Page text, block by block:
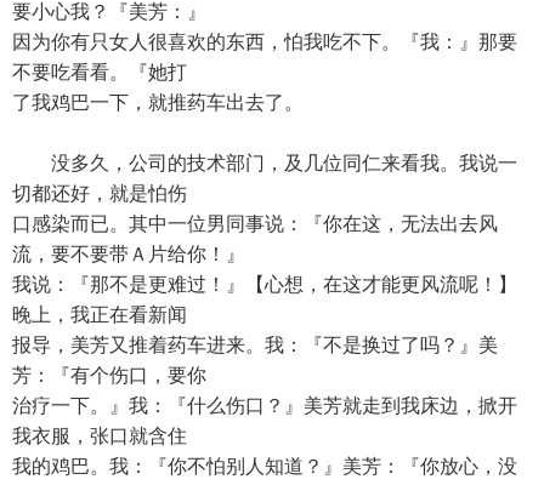
要小心我？『美芳：』
因为你有只女人很喜欢的东西，怕我吃不下。『我：』那要
不要吃看看。『她打
了我鸡巴一下，就推药车出去了。
没多久，公司的技术部门，及几位同仁来看我。我说一
切都还好，就是怕伤
口感染而已。其中一位男同事说：『你在这，无法出去风
流，要不要带Ａ片给你！』
我说：『那不是更难过！』【心想，在这才能更风流呢！】
晚上，我正在看新闻
报导，美芳又推着药车进来。我：『不是换过了吗？』美
芳：『有个伤口，要你
治疗一下。』我：『什么伤口？』美芳就走到我床边，掀开
我衣服，张口就含住
我的鸡巴。我：『你不怕别人知道？』美芳：『你放心，没